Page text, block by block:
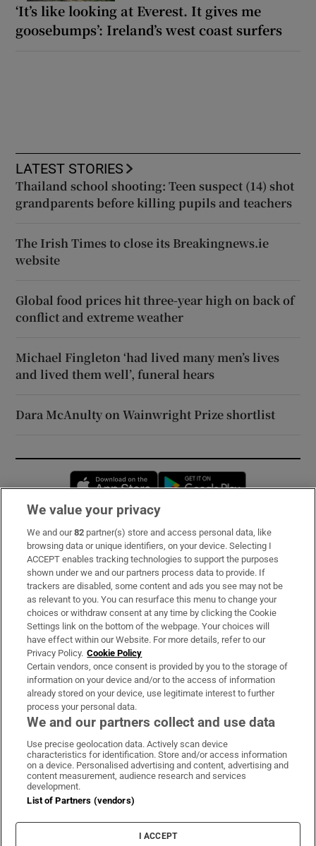
‘It’s like looking at Everest. It gives me
goosebumps’: Ireland’s west coast surfers
LATEST STORIES
Thailand school shooting: Teen suspect (14) shot
grandparents before killing pupils and teachers
The Irish Times to close its Breakingnews.ie
website
Global food prices hit three-year high on back of
conflict and extreme weather
Michael Fingleton ‘had lived many men’s lives
and lived them well’, funeral hears
Dara McAnulty on Wainwright Prize shortlist
Opens in new window
Subscribe
Support
About Us
Irish Times Products & Services
OUR PARTNERS:
Irish Times on WhatsApp
Irish Times on Facebook
Irish Times on X
Irish Times on LinkedIn
Irish Times on Instagram
Terms & Conditions
Privacy Policy
Cookie Information
Cookie Settings
We value your privacy
We and our82 partner(s) store and access personal data, like
browsing data or unique identifiers, on your device. Selecting I
ACCEPT enables tracking technologies to support the purposes
shown under we and our partners process data to provide. If
trackers are disabled, some content and ads you see may not be
as relevant to you. You can resurface this menu to change your
choices or withdraw consent at any time by clicking the Cookie
Settings link on the bottom of the webpage. Your choices will
have effect within our Website. For more details, refer to our
Privacy Policy. Cookie Policy
Certain vendors, once consent is provided by you to the storage of
information on your device and/or to the access of information
already stored on your device, use legitimate interest to further
process your personal data.
We and our partners collect and use data
Use precise geolocation data. Actively scan device
characteristics for identification. Store and/or access information
on a device. Personalised advertising and content, advertising and
content measurement, audience research and services
development.
List of Partners (vendors)
I ACCEPT